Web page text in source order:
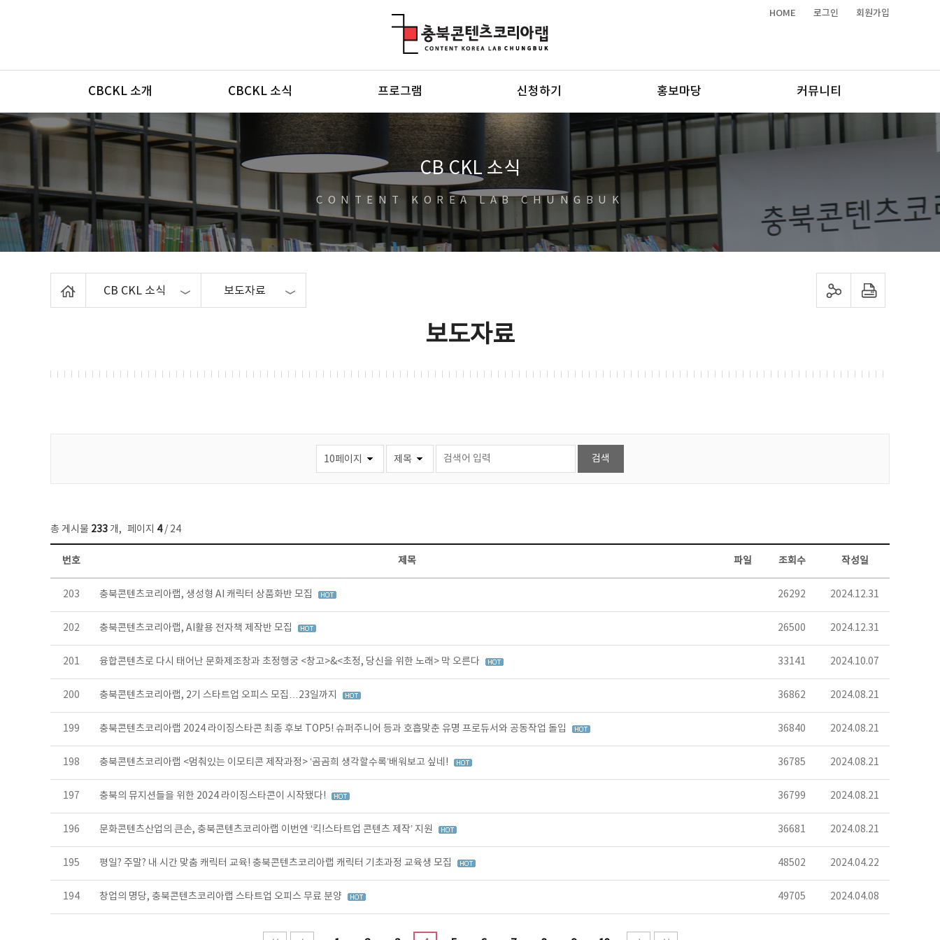
HOME 로그인 회원가입
메뉴
CBCKL 소개 CBCKL 소식 프로그램 신청하기 홍보마당 커뮤니티
CB CKL 소식
CONTENT KOREA LAB CHUNGBUK
CB CKL 소식 보도자료 sns 공유하기 프린트하기
보도자료
총 게시물 233 개, 페이지 4/ 24
보도자료 목록 - 번호, 제목, 작성자, 파일, 조회수, 작성일 정보 제공
번호 제목 파일 조회수 작성일
203 충북콘텐츠코리아랩, 생성형 AI 캐릭터 상품화반 모집 26292 2024.12.31
202 충북콘텐츠코리아랩, AI활용 전자책 제작반 모집 26500 2024.12.31
201 융합콘텐츠로 다시 태어난 문화제조창과 초정행궁 <창고>&<초정, 당신을 위한 노래> 막 오른다 33141 2024.10.07
200 충북콘텐츠코리아랩, 2기 스타트업 오피스 모집…23일까지 36862 2024.08.21
199 충북콘텐츠코리아랩 2024 라이징스타콘 최종 후보 TOP5! 슈퍼주니어 등과 호흡맞춘 유명 프로듀서와 공동작업 돌입 36840 2024.08.21
198 충북콘텐츠코리아랩 <멈춰있는 이모티콘 제작과정> ‘곰곰희 생각할수록’배워보고 싶네! 36785 2024.08.21
197 충북의 뮤지션들을 위한 2024 라이징스타콘이 시작됐다! 36799 2024.08.21
196 문화콘텐츠산업의 큰손, 충북콘텐츠코리아랩 이번엔 ‘킥!스타트업 콘텐츠 제작’ 지원 36681 2024.08.21
195 평일? 주말? 내 시간 맞춤 캐릭터 교육! 충북콘텐츠코리아랩 캐릭터 기초과정 교육생 모집 48502 2024.04.22
194 창업의 명당, 충북콘텐츠코리아랩 스타트업 오피스 무료 분양 49705 2024.04.08